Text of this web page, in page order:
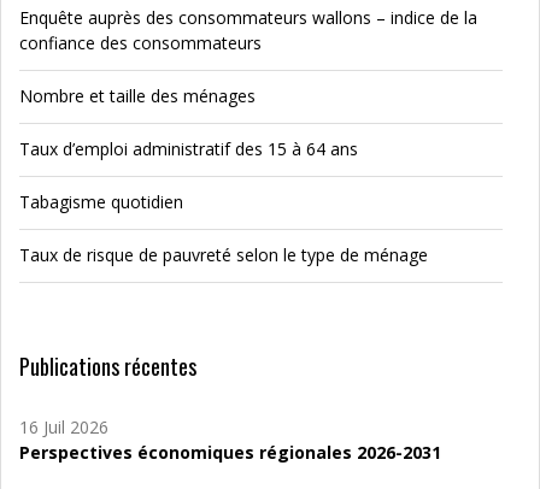
Enquête auprès des consommateurs wallons – indice de la
confiance des consommateurs
Nombre et taille des ménages
Taux d’emploi administratif des 15 à 64 ans
Tabagisme quotidien
Taux de risque de pauvreté selon le type de ménage
Publications récentes
16 Juil 2026
Perspectives économiques régionales 2026-2031